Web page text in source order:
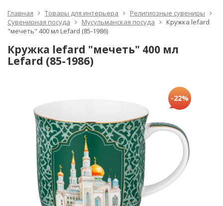
Главная Товары для интерьера
Религиозные сувениры
Сувенирная посуда
Мусульманская посуда
Кружка lefard
"мечеть" 400 мл Lefard (85-1986)
Кружка lefard "мечеть" 400 мл
Lefard (85-1986)
-22%